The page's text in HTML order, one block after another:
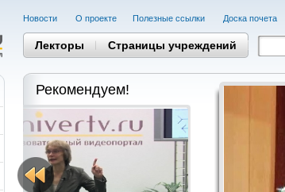
Новости О проекте Полезные cсылки Доска почета
Лекторы Страницы учреждений
Рекомендуем!